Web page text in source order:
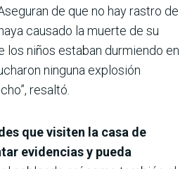
de que no hay rastro de
causado la muerte de su
los niños estaban durmiendo en
ninguna explosión
resaltó.
que visiten la casa de
evidencias y pueda